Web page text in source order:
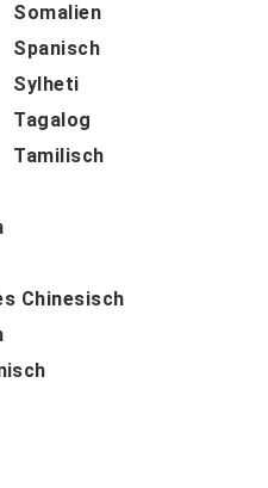
Somalien
Spanisch
Sylheti
Tagalog
Tamilisch
Chinesisch